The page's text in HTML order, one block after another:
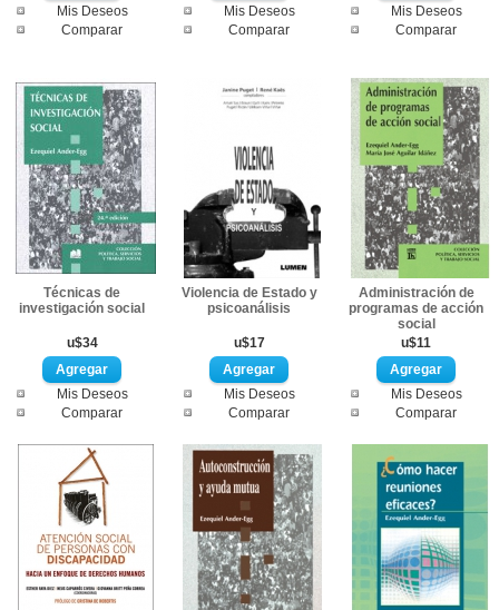
Mis Deseos
Comparar
Mis Deseos
Comparar
Mis Deseos
Comparar
Técnicas de
investigación social
u$34
Mis Deseos
Comparar
Violencia de Estado y
psicoanálisis
u$17
Mis Deseos
Comparar
Administración de
programas de acción
social
u$11
Mis Deseos
Comparar